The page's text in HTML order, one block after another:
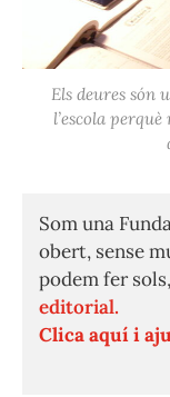
Els deures són
l’escola
Som una
obert, sense
podem fer
editorial.
Clica aquí i